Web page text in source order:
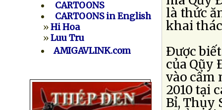
CARTOONS
CARTOONS in English
»Hi Hoa
»Luu Tru
AMIGAVLINK.com
là thức
khai
Ðược
của Qũy
vào cẩm
2010 tại
Bỉ, Thụy